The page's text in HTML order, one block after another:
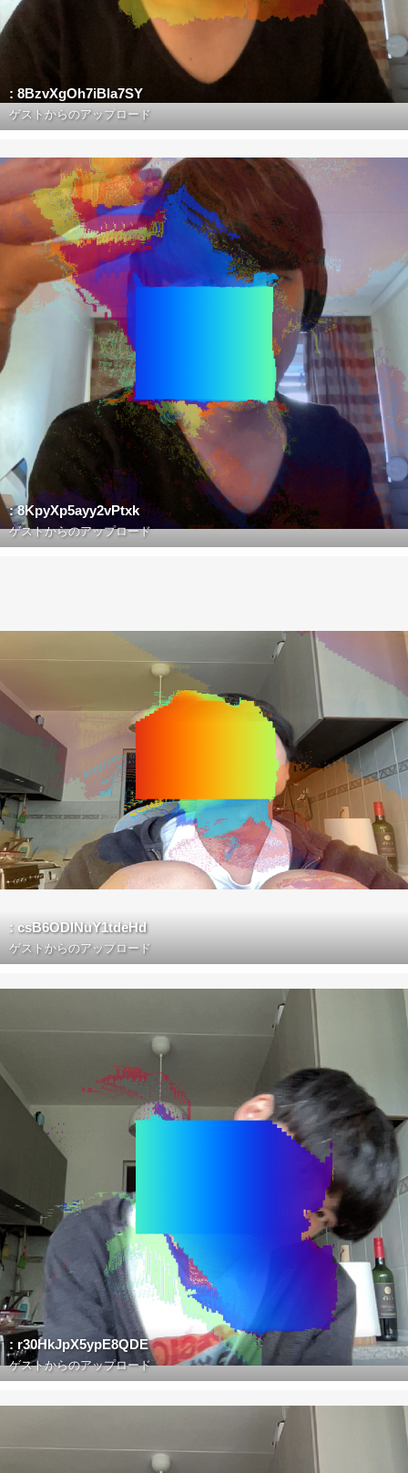
: 8BzvXgOh7iBla7SY
ゲストからのアップロード
: 8KpyXp5ayy2vPtxk
ゲストからのアップロード
: csB6ODINuY1tdeHd
ゲストからのアップロード
: r30HkJpX5ypE8QDE
ゲストからのアップロード